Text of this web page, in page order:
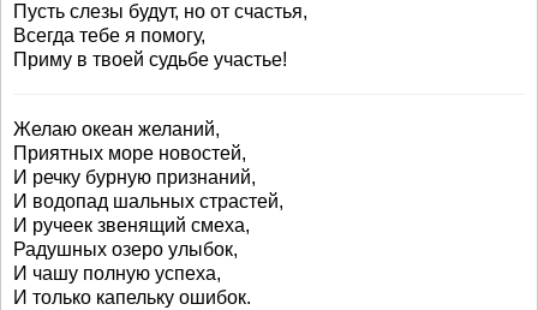
Пусть слезы будут, но от счастья,
Всегда тебе я помогу,
Приму в твоей судьбе участье!
Желаю океан желаний,
Приятных море новостей,
И речку бурную признаний,
И водопад шальных страстей,
И ручеек звенящий смеха,
Радушных озеро улыбок,
И чашу полную успеха,
И только капельку ошибок.